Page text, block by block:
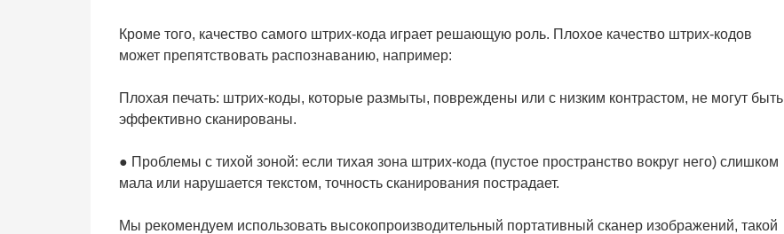
Кроме того, качество самого штрих-кода играет решающую роль. Плохое качество штрих-кодов
может препятствовать распознаванию, например:
Плохая печать: штрих-коды, которые размыты, повреждены или с низким контрастом, не могут быть
эффективно сканированы.
● Проблемы с тихой зоной: если тихая зона штрих-кода (пустое пространство вокруг него) слишком
мала или нарушается текстом, точность сканирования пострадает.
Мы рекомендуем использовать высокопроизводительный портативный сканер изображений, такой